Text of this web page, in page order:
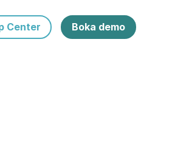
Center Boka demo